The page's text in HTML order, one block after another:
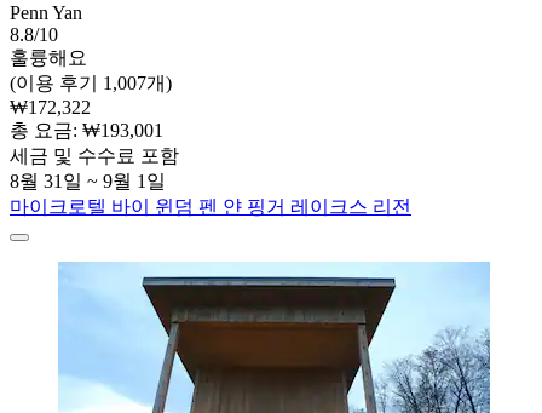
Penn Yan
8.8/10
훌륭해요
(이용 후기 1,007개)
₩172,322
총 요금: ₩193,001
세금 및 수수료 포함
8월 31일 ~ 9월 1일
마이크로텔 바이 윈덤 펜 얀 핑거 레이크스 리전